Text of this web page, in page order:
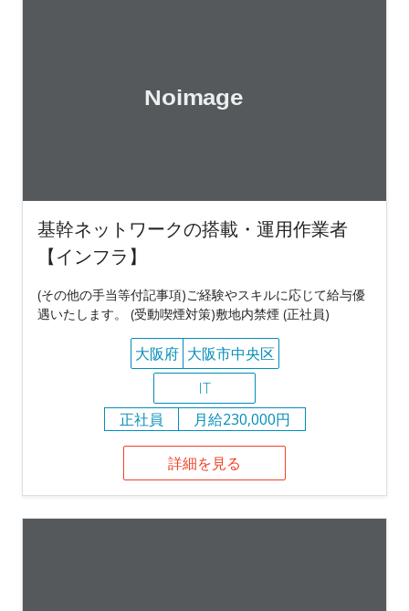
基幹ネットワークの搭載・運用作業者
【インフラ】
(その他の手当等付記事項)ご経験やスキルに応じて給与優
遇いたします。 (受動喫煙対策)敷地内禁煙 (正社員)
大阪府 大阪市中央区
IT
正社員
月給230,000円
詳細を見る